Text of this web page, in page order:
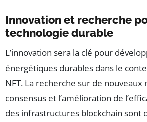
Innovation et recherche
technologie durable
L’innovation sera la clé pour
énergétiques durables dans le
NFT. La recherche sur de nouveaux
consensus et l’amélioration de
des infrastructures blockchain sont